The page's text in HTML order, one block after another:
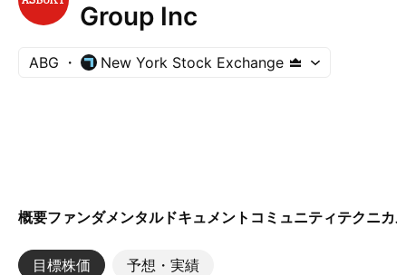
Group Inc
ABG New York Stock Exchange
概要ファンダメンタルドキュメント コミュニティテクニカ
目標株価 予想・実績